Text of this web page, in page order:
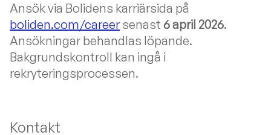
Ansök via Bolidens karriärsida på
boliden.com/career senast 6 april 2026.
Ansökningar behandlas löpande.
Bakgrundskontroll kan ingå i
rekryteringsprocessen.
Kontakt